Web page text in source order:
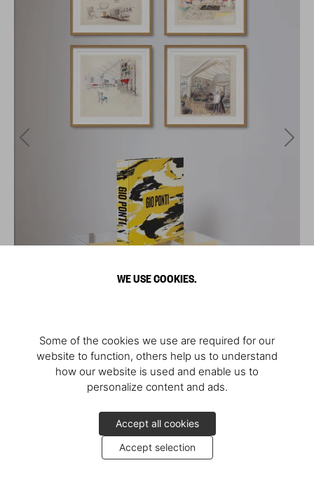
WE USE COOKIES.
Some of the cookies we use are required for our
website to function, others help us to understand
how our website is used and enable us to
personalize content and ads.
Accept all cookies
Accept selection